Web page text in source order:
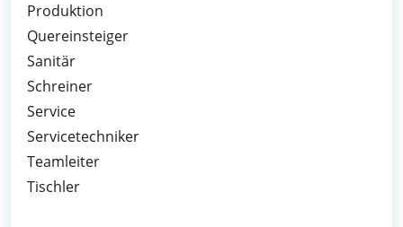
Produktion
Quereinsteiger
Sanitär
Schreiner
Service
Servicetechniker
Teamleiter
Tischler